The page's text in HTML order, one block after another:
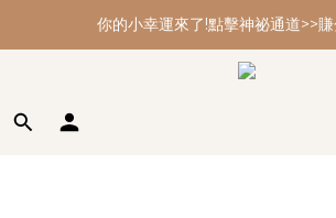
你的小幸運來了!點擊神祕通道>>
你的小幸運來了!點擊神祕通道>>
年節大掃除 最強多功能黑皂
你的小幸運來了!點擊神祕通道>>